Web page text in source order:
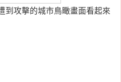
到攻擊的城市鳥瞰畫面看起來